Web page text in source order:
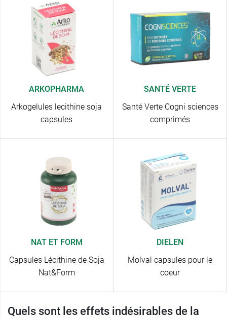
ARKOPHARMA
Arkogelules lecithine soja
capsules
SANTÉ VERTE
Santé Verte Cogni sciences
comprimés
NAT ET FORM
Capsules Lécithine de Soja
Nat&Form
DIELEN
Molval capsules pour le
coeur
Quels sont les effets indésirables de la